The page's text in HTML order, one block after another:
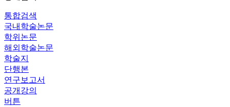
통합검색
국내학술논문
학위논문
해외학술논문
학술지
단행본
연구보고서
공개강의
버튼